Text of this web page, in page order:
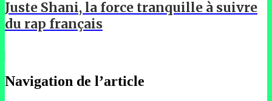
Juste Shani, la force tranquille à suivre
du rap français
Navigation de l’article